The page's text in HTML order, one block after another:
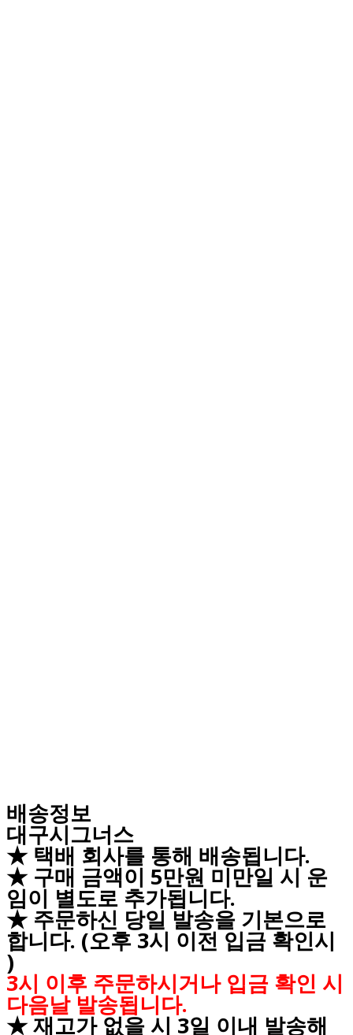
배송정보
대구시그너스
★ 택배 회사를 통해 배송됩니다.
★ 구매 금액이 5만원 미만일 시 운
임이 별도로 추가됩니다.
★ 주문하신 당일 발송을 기본으로
합니다. (오후 3시 이전 입금 확인시
)
3시 이후 주문하시거나 입금 확인 시
다음날 발송됩니다.
★ 재고가 없을 시 3일 이내 발송해